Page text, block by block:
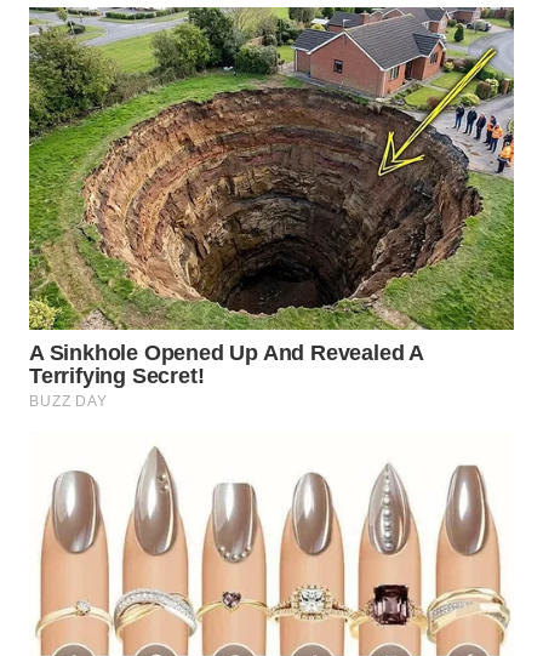
WN
SUMEDANG
WN
CIANJUR
WN
KEPULAUAN
SERIBU
WN
TANGERANG
WN
WN
CIREBON
INDRAMAYU